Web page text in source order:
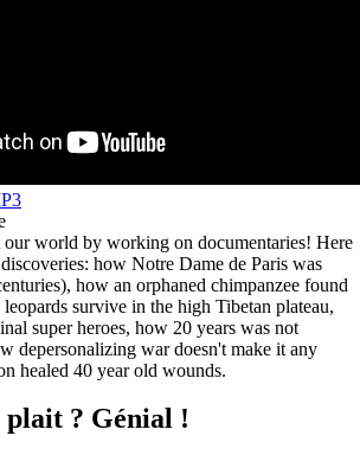
our world by working on documentaries! Here
how Notre Dame de Paris was
how an orphaned chimpanzee found
survive in the high Tibetan plateau,
super heroes, how 20 years was not
depersonalizing war doesn't make it any
healed 40 year old wounds.
? Génial !